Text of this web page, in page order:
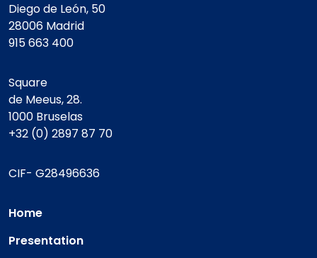
Diego de León, 50
28006 Madrid
915 663 400
Square
de Meeus, 28.
1000 Bruselas
+32 (0) 2897 87 70
CIF- G28496636
Home
Presentation